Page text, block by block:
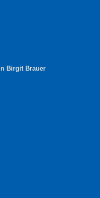
Birgit Brauer